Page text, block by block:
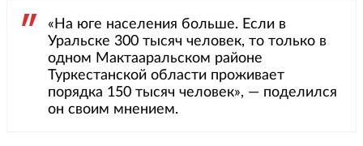
«На юге населения больше. Если в
Уральске 300 тысяч человек, то только в
одном Мактааральском районе
Туркестанской области проживает
порядка 150 тысяч человек», — поделился
он своим мнением.